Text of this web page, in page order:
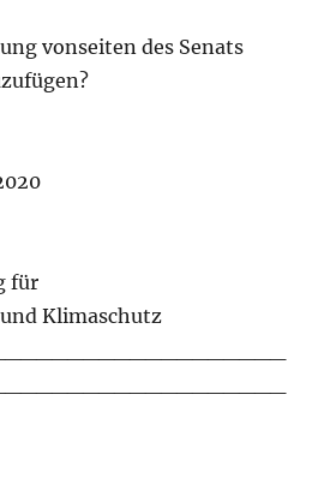
vonseiten des Senats
für
Klimaschutz